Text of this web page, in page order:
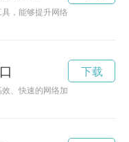
，能够提升网络连接速度，让
、快速的网络加速工具，能够
下载